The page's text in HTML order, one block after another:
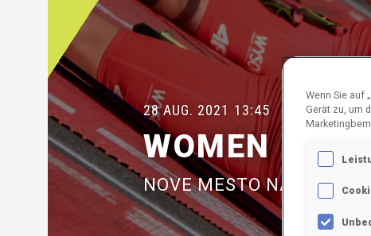
28 AUG. 2021 13:45
WOMEN 6 KM
NOVE MESTO NA
Wenn Sie auf
Gerät zu, um